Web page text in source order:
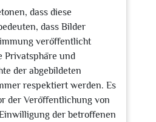
dass diese
dass Bilder
veröffentlicht
Privatsphäre und
der abgebildeten
respektiert werden. Es
der Veröffentlichung von
der betroffenen